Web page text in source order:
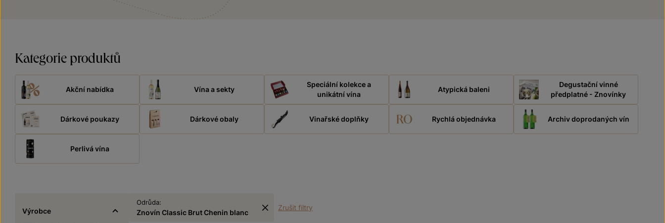
Kategorie produktů
Akční nabídka Vína a sekty
Speciální kolekce a
unikátní vína
Atypická baleni
Degustační vinné
předplatné - Znovínky
Dárkové poukazy Dárkové obaly Vinařské doplňky Rychlá objednávka Archiv doprodaných vín
Perlivá vína
Výrobce
Odrůda:
Znovín Classic Brut Chenin blanc
Zrušit filtry